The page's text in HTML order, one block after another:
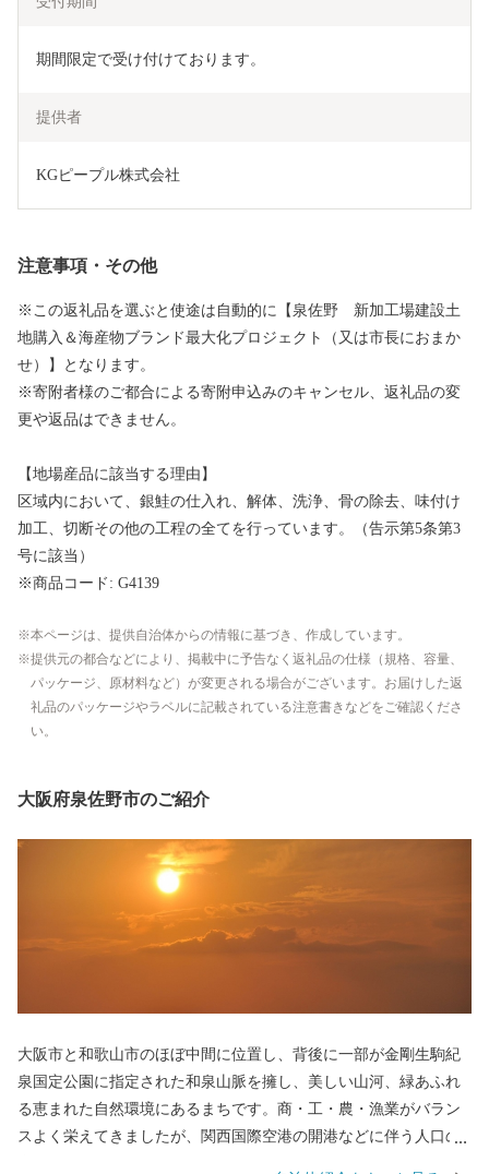
期間限定で受け付けております。
提供者
KGピープル株式会社
注意事項・その他
※この返礼品を選ぶと使途は自動的に【泉佐野 新加工場建設土
地購入＆海産物ブランド最大化プロジェクト（又は市長におまか
せ）】となります。
※寄附者様のご都合による寄附申込みのキャンセル、返礼品の変
更や返品はできません。
【地場産品に該当する理由】
区域内において、銀鮭の仕入れ、解体、洗浄、骨の除去、味付け
加工、切断その他の工程の全てを行っています。（告示第5条第3
号に該当）
※商品コード: G4139
本ページは、提供自治体からの情報に基づき、作成しています。
提供元の都合などにより、掲載中に予告なく返礼品の仕様（規格、容量、
パッケージ、原材料など）が変更される場合がございます。お届けした返
礼品のパッケージやラベルに記載されている注意書きなどをご確認くださ
い。
大阪府泉佐野市のご紹介
大阪市と和歌山市のほぼ中間に位置し、背後に一部が金剛生駒紀
泉国定公園に指定された和泉山脈を擁し、美しい山河、緑あふれ
る恵まれた自然環境にあるまちです。商・工・農・漁業がバラン
スよく栄えてきましたが、関西国際空港の開港などに伴う人口の